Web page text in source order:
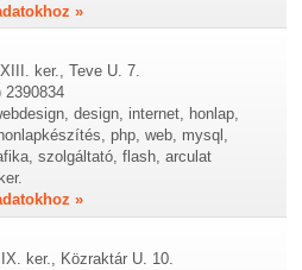
»
ker., Teve U. 7.
2390834
design, internet, honlap,
php, web, mysql,
szolgáltató, flash, arculat
»
ker., Közraktár U. 10.